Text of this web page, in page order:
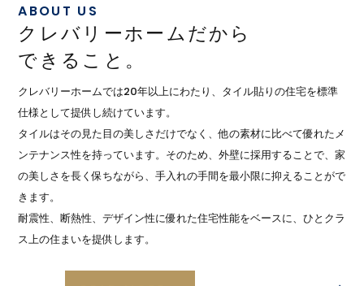
ABOUT US
クレバリーホームだから
できること。
クレバリーホームでは20年以上にわたり、タイル貼りの住宅を標準
仕様として提供し続けています。
タイルはその見た目の美しさだけでなく、他の素材に比べて優れたメ
ンテナンス性を持っています。そのため、外壁に採用することで、家
の美しさを長く保ちながら、手入れの手間を最小限に抑えることがで
きます。
耐震性、断熱性、デザイン性に優れた住宅性能をベースに、ひとクラ
ス上の住まいを提供します。